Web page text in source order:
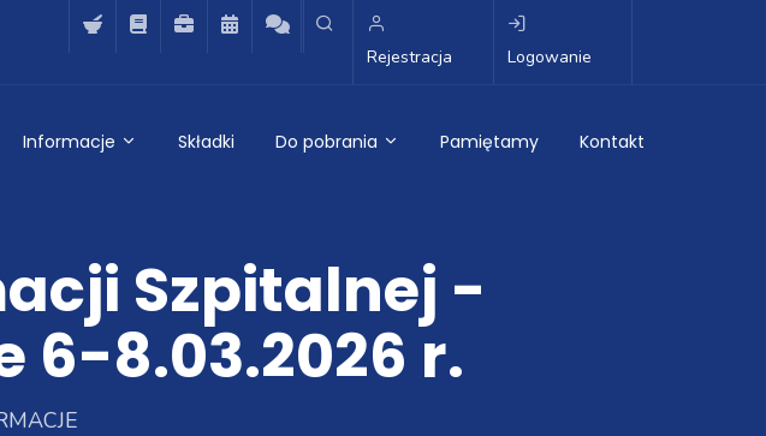
Rejestracja Logowanie
Informacje Składki Do pobrania Pamiętamy Kontakt
Szpitalnej -
6-8.03.2026 r.